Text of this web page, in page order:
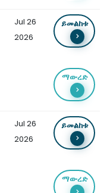
Jul 26
2026
ይመልከቱ
ማውረድ
Jul 26
2026
ይመልከቱ
ማውረድ